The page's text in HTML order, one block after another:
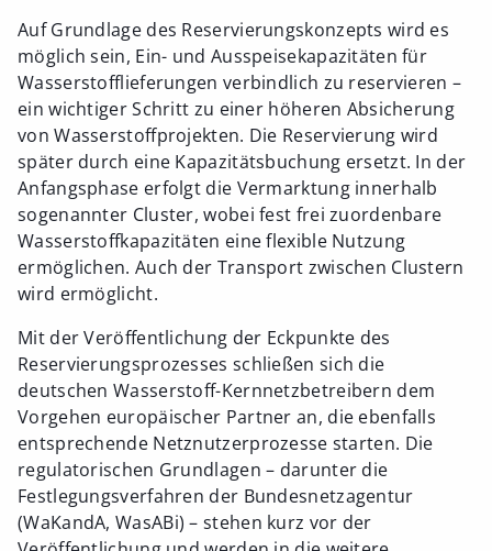
Auf Grundlage des Reservierungskonzepts wird es
möglich sein, Ein- und Ausspeisekapazitäten für
Wasserstofflieferungen verbindlich zu reservieren –
ein wichtiger Schritt zu einer höheren Absicherung
von Wasserstoffprojekten. Die Reservierung wird
später durch eine Kapazitätsbuchung ersetzt. In der
Anfangsphase erfolgt die Vermarktung innerhalb
sogenannter Cluster, wobei fest frei zuordenbare
Wasserstoffkapazitäten eine flexible Nutzung
ermöglichen. Auch der Transport zwischen Clustern
wird ermöglicht.
Mit der Veröffentlichung der Eckpunkte des
Reservierungsprozesses schließen sich die
deutschen Wasserstoff-Kernnetzbetreibern dem
Vorgehen europäischer Partner an, die ebenfalls
entsprechende Netznutzerprozesse starten. Die
regulatorischen Grundlagen – darunter die
Festlegungsverfahren der Bundesnetzagentur
(WaKandA, WasABi) – stehen kurz vor der